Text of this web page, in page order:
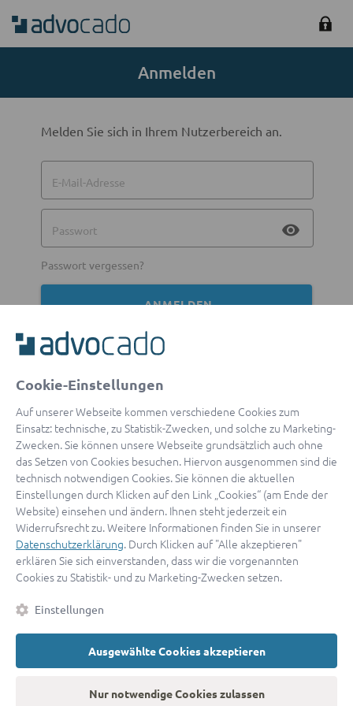
Anmelden
Melden Sie sich in Ihrem Nutzerbereich an.
E-Mail-Adresse
Passwort visibility
Passwort vergessen?
ANMELDEN
Mit Apple anmelden
Sign in with Google
By continuing, you are indicating that you accept ourTerms of
ServiceandPrivacy Policy.
Sie haben noch keinen Zugang?Hier registrieren
oder als Anwalt registrieren.
© 2026 advocado
Cookie-Einstellungen
Auf unserer Webseite kommen verschiedene Cookies zum
Einsatz: technische, zu Statistik-Zwecken, und solche zu Marketing-
Zwecken. Sie können unsere Webseite grundsätzlich auch ohne
das Setzen von Cookies besuchen. Hiervon ausgenommen sind die
technisch notwendigen Cookies. Sie können die aktuellen
Einstellungen durch Klicken auf den Link „Cookies“ (am Ende der
Website) einsehen und ändern. Ihnen steht jederzeit ein
Widerrufsrecht zu. Weitere Informationen finden Sie in unserer
Datenschutzerklärung. Durch Klicken auf "Alle akzeptieren"
erklären Sie sich einverstanden, dass wir die vorgenannten
Cookies zu Statistik- und zu Marketing-Zwecken setzen.
Einstellungen
Ausgewählte Cookies akzeptieren
Nur notwendige Cookies zulassen